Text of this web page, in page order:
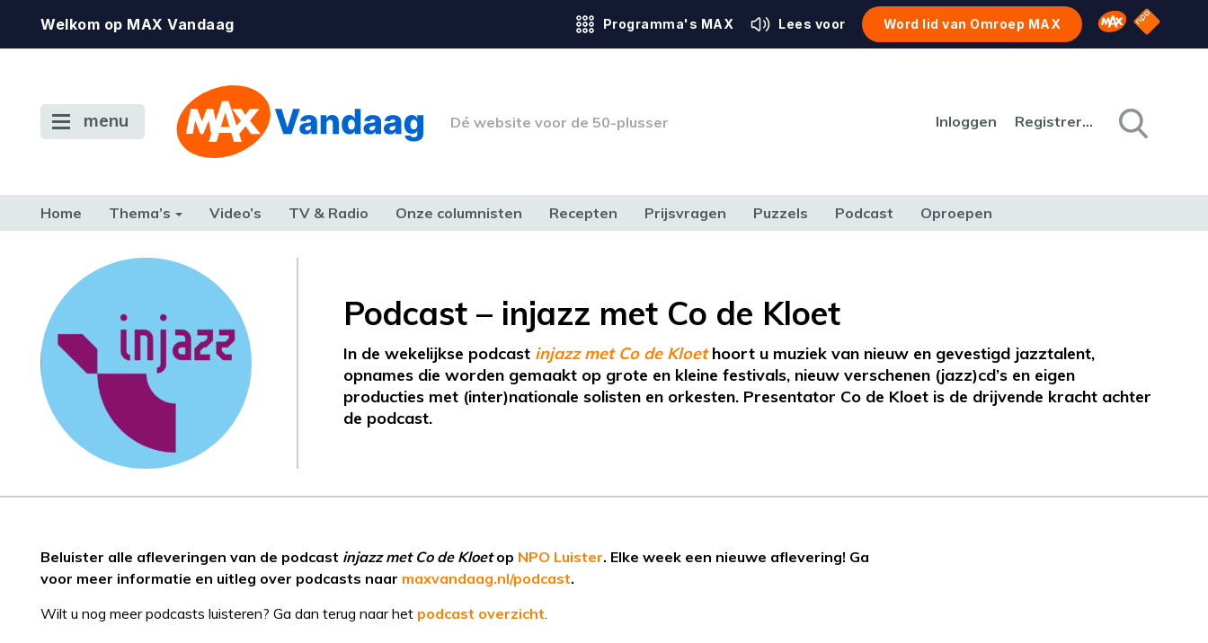
Welkom op MAX Vandaag Programma's MAX Lees voor Word lid van Omroep MAX Omroep MAX
NPO
menu Dé website voor de 50-plusser Inloggen Registreren
Home Thema’s Video’s TV & Radio Onze columnisten Recepten Prijsvragen Puzzels Podcast Oproepen
TERUG NAAR TOEN
Podcast – injazz met Co de Kloet
In de wekelijkse podcast injazz met Co de Kloethoort u muziek van nieuw en gevestigd jazztalent,
opnames die worden gemaakt op grote en kleine festivals, nieuw verschenen (jazz)cd’s en eigen
producties met (inter)nationale solisten en orkesten. Presentator Co de Kloet is de drijvende kracht achter
de podcast.
Beluister alle afleveringen van de podcast injazz met Co de Kloetop NPO Luister. Elke week een nieuwe aflevering! Ga
voor meer informatie en uitleg over podcasts naar maxvandaag.nl/podcast.
Wilt u nog meer podcasts luisteren? Ga dan terug naar het podcast overzicht.